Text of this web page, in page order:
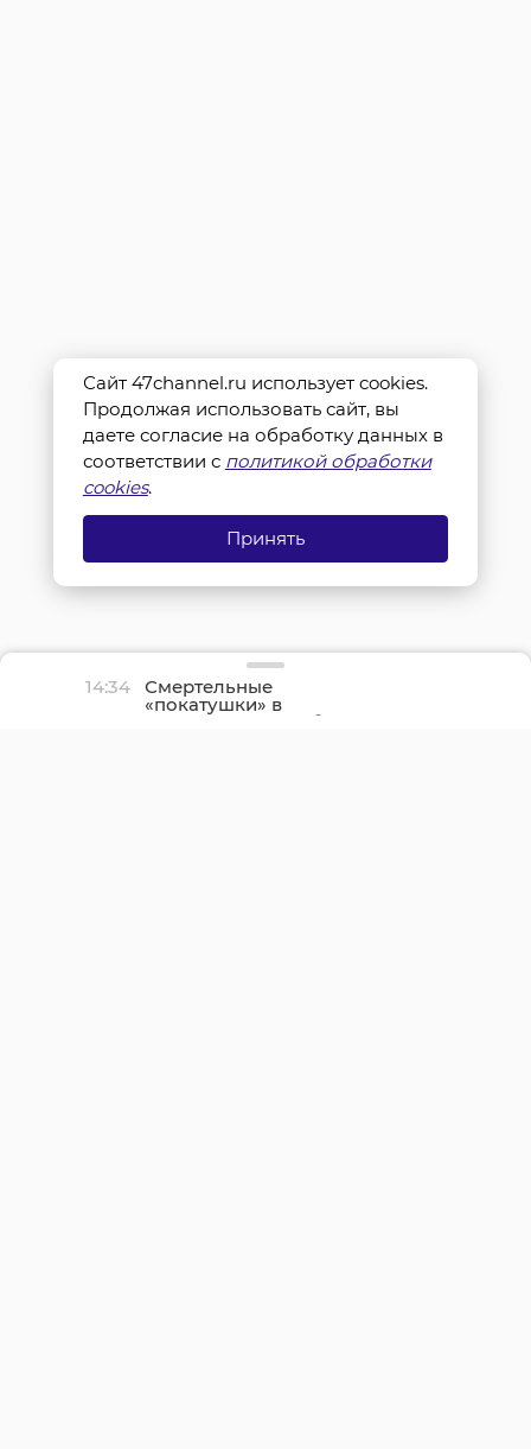
14:34 Смертельные
«покатушки» в
Ленинградской области
Сайт 47channel.ru использует cookies.
Продолжая использовать сайт, вы
даете согласие на обработку данных в
соответствии с политикой обработки
cookies.
Принять